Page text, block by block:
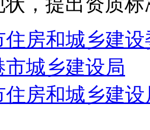
住房和城乡建设
市城乡建设局
住房和城乡建设